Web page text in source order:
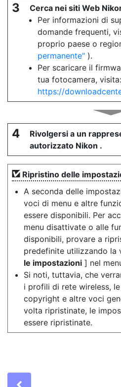
3
Cerca nei siti Web
Per informazioni di
domande frequenti,
proprio paese o
permanente ).
Per scaricare il
tua fotocamera, visita:
https://
4
Rivolgersi a un
autorizzato Nikon .
Ripristino delle
A seconda delle
voci di menu e altre
essere disponibili. Per
menu disattivate o alle
disponibili, provare a
predefinite utilizzando la
le impostazioni ] nel
Si noti, tuttavia, che
i profili di rete wireless,
copyright e altre voci
volta ripristinate, le
essere ripristinate.